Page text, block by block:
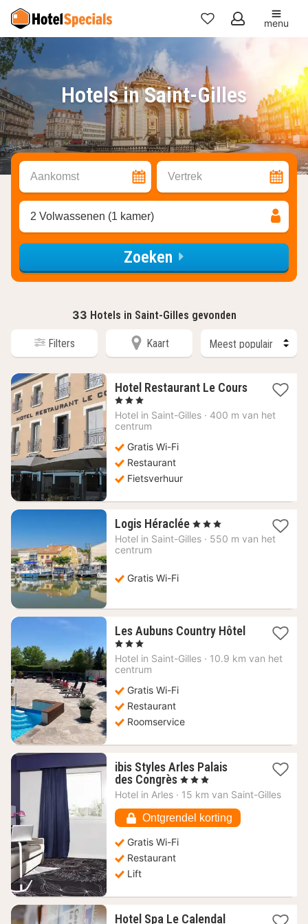
Mijn
favorieten
menu
Hotels in Saint-Gilles
Aankomst Vertrek
2 Volwassenen (1 kamer)
Zoeken
33 Hotels in Saint-Gilles gevonden
Filters Kaart
Hotel Restaurant Le Cours
1
nacht
vanaf
€
, 3 Sterren
Hotel in Saint-Gilles · 400 m van het
centrum
Gratis Wi-Fi
Restaurant
Fietsverhuur
Logis Héraclée 1
nacht
, 3 Sterren
Hotel in Saint-Gilles · 550 m van het
centrum
Gratis Wi-Fi
Les Aubuns Country Hôtel
1
nacht
vanaf
€
, 3 Sterren
Hotel in Saint-Gilles · 10.9 km van het
centrum
Gratis Wi-Fi
Restaurant
Roomservice
ibis Styles Arles Palais
des Congrès 1
nacht
76,14
€
, 3 Sterren
Hotel in Arles · 15 km van Saint-Gilles
Ontgrendel korting
Gratis Wi-Fi
Restaurant
Lift
Hotel Spa Le Calendal1